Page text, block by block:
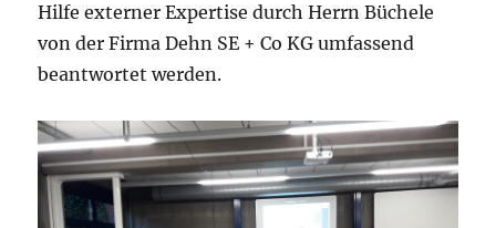
Hilfe externer Expertise durch Herrn Büchele
von der Firma Dehn SE + Co KG umfassend
beantwortet werden.